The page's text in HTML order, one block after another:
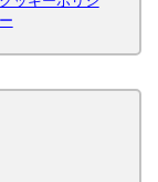
ー